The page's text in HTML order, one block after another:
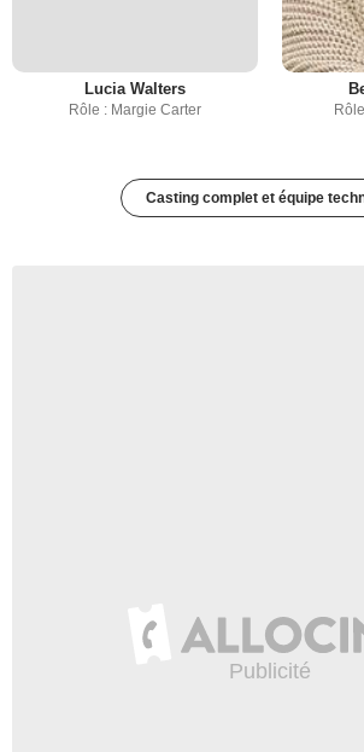
Lucia Walters
Rôle : Margie Carter
Casting complet et équipe